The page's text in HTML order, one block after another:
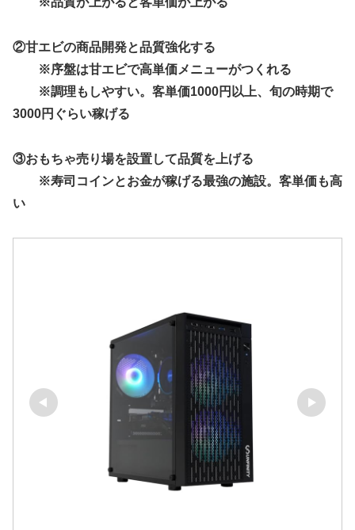
②甘エビの商品開発と品質強化する
※序盤は甘エビで高単価メニューがつくれる
※調理もしやすい。客単価1000円以上、旬の時期で
3000円ぐらい稼げる
③おもちゃ売り場を設置して品質を上げる
※寿司コインとお金が稼げる最強の施設。客単価も高
い